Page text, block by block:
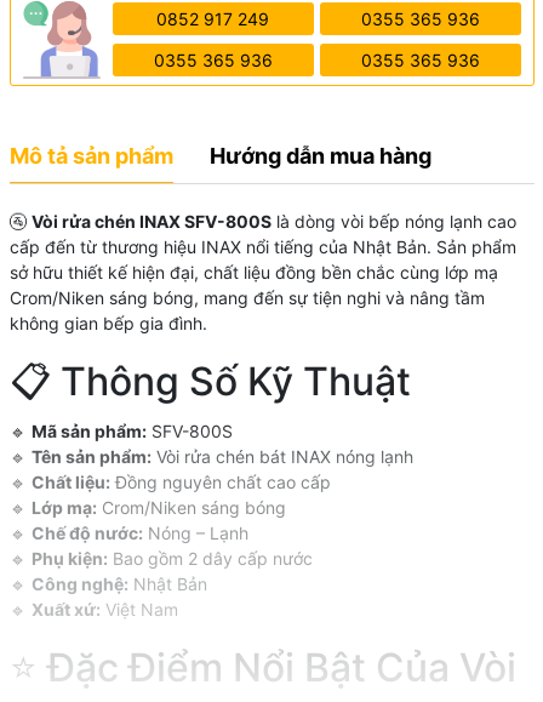
0852 917 249 0355 365 936
0355 365 936 0355 365 936
Mô tả sản phẩm Hướng dẫn mua hàng
🚰 Vòi rửa chén INAX SFV-800Slà dòng vòi bếp nóng lạnh cao
cấp đến từ thương hiệu INAX nổi tiếng của Nhật Bản. Sản phẩm
sở hữu thiết kế hiện đại, chất liệu đồng bền chắc cùng lớp mạ
Crom/Niken sáng bóng, mang đến sự tiện nghi và nâng tầm
không gian bếp gia đình.
📋 Thông Số Kỹ Thuật
🔹 Mã sản phẩm:SFV-800S
🔹 Tên sản phẩm:Vòi rửa chén bát INAX nóng lạnh
🔹 Chất liệu: Đồng nguyên chất cao cấp
🔹 Lớp mạ: Crom/Niken sáng bóng
🔹 Chế độ nước: Nóng – Lạnh
🔹 Phụ kiện: Bao gồm 2 dây cấp nước
🔹 Công nghệ: Nhật Bản
🔹 Xuất xứ: Việt Nam
⭐ Đặc Điểm Nổi Bật Của Vòi